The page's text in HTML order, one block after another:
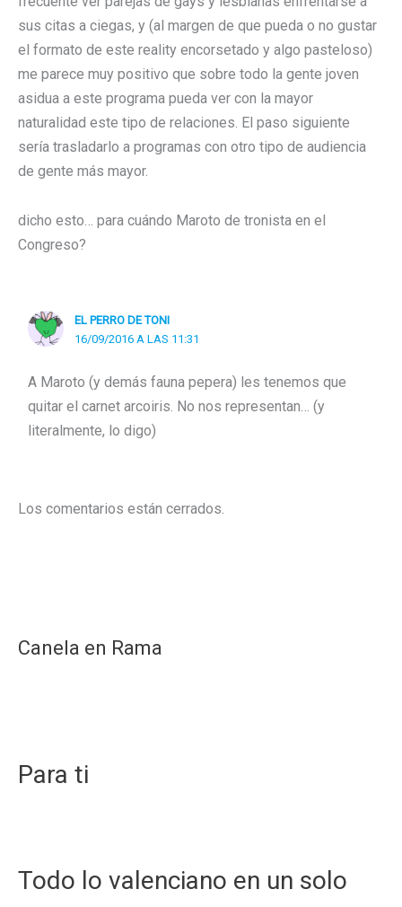
sus citas a ciegas, y (al margen de que pueda o no gustar
el formato de este reality encorsetado y algo pasteloso)
me parece muy positivo que sobre todo la gente joven
asidua a este programa pueda ver con la mayor
naturalidad este tipo de relaciones. El paso siguiente
sería trasladarlo a programas con otro tipo de audiencia
de gente más mayor.
dicho esto… para cuándo Maroto de tronista en el
Congreso?
EL PERRO DE TONI
16/09/2016 A LAS 11:31
A Maroto (y demás fauna pepera) les tenemos que
quitar el carnet arcoiris. No nos representan… (y
literalmente, lo digo)
Los comentarios están cerrados.
Canela en Rama
Para ti
Todo lo valenciano en un solo